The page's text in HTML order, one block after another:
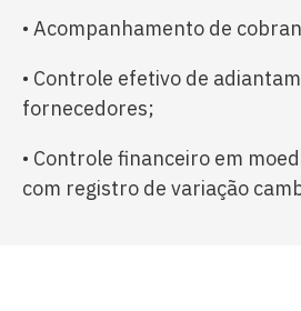
• Acompanhamento de
• Controle efetivo de
fornecedores;
• Controle financeiro em
com registro de variação